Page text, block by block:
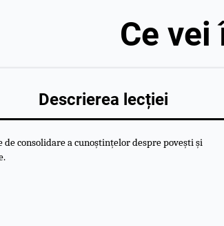
Ce vei
Descrierea lecției
de consolidare a cunoștințelor despre povești și